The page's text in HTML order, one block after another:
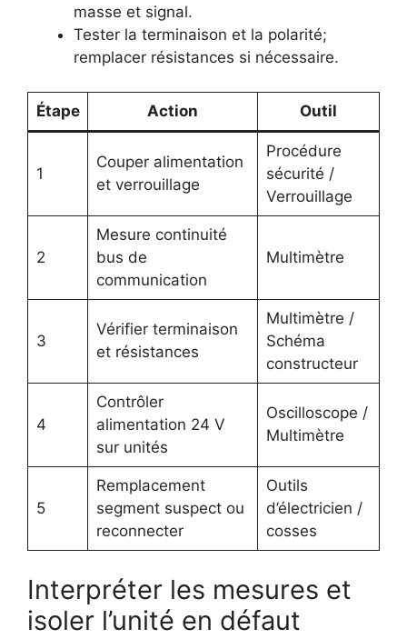
masse et signal.
Tester la terminaison et la polarité;
remplacer résistances si nécessaire.
Étape Action Outil
1
Couper alimentation
et verrouillage
Procédure
sécurité /
Verrouillage
2
Mesure continuité
bus de
communication
Multimètre
3
Vérifier terminaison
et résistances
Multimètre /
Schéma
constructeur
4
Contrôler
alimentation 24 V
sur unités
Oscilloscope /
Multimètre
5
Remplacement
segment suspect ou
reconnecter
Outils
d’électricien /
cosses
Interpréter les mesures et
isoler l’unité en défaut